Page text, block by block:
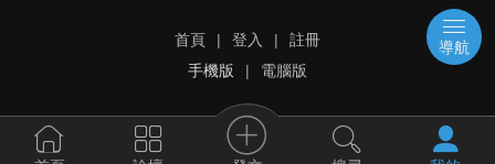
首頁 | 登入 |
註冊
手機版
| 電腦版
導航